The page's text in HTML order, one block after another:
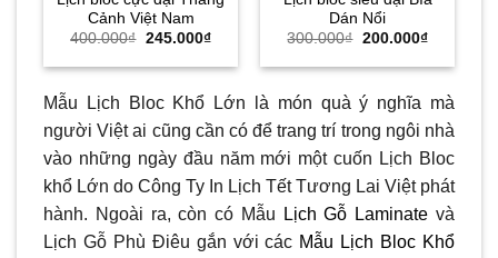
Cảnh Việt Nam
400.000₫ Giá
là:
245.000₫Giá
tại
245.000₫.
Dán Nổi
300.000₫ Giá
là:
200.000₫Giá
tại
200.000₫.
Mẫu Lịch Bloc Khổ Lớn là món quà ý nghĩa mà
người Việt ai cũng cần có để trang trí trong ngôi nhà
vào những ngày đầu năm mới một cuốn Lịch Bloc
khổ Lớn do Công Ty In Lịch Tết Tương Lai Việt phát
hành. Ngoài ra, còn có Mẫu
Lịch Gỗ Laminate và
Lịch Gỗ Phù Điêu gắn với các Mẫu Lịch Bloc Khổ